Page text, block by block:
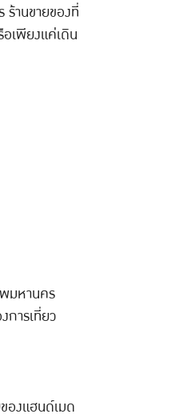
านขายของที่
อเพียงแค่เดิน
มหานคร
การเที่ยว
องแฮนด์เมด